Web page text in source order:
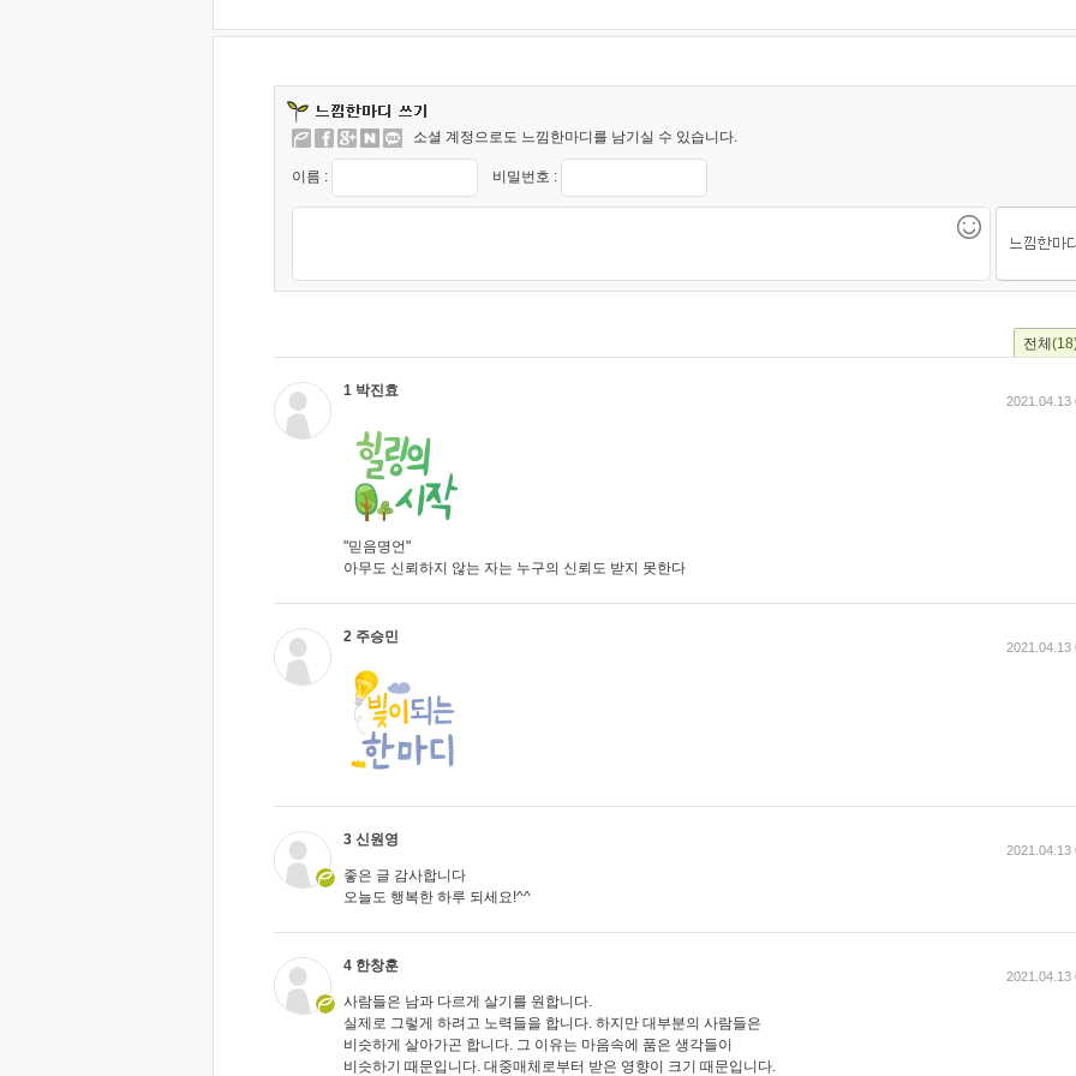
소셜 계정으로도 느낌한마디를 남기실 수 있습니다.
이름 : 비밀번호 :
전체
1 박진효
"믿음명언"
아무도 신뢰하지 않는 자는 누구의 신뢰도 받지 못한다
2021.04.13
2 주승민
2021.04.13
3 신원영
좋은 글 감사합니다
오늘도 행복한 하루 되세요!^^
2021.04.13
4 한창훈
사람들은 남과 다르게 살기를 원합니다.
실제로 그렇게 하려고 노력들을 합니다. 하지만 대부분의 사람들은
비슷하게 살아가곤 합니다. 그 이유는 마음속에 품은 생각들이
비슷하기 때문입니다. 대중매체로부터 받은 영향이 크기 때문입니다.
2021.04.13